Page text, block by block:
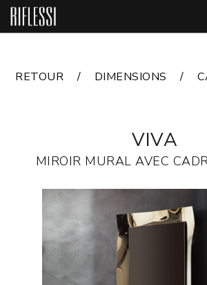
RETOUR DIMENSIONS
VIVA
MIROIR MURAL AVEC